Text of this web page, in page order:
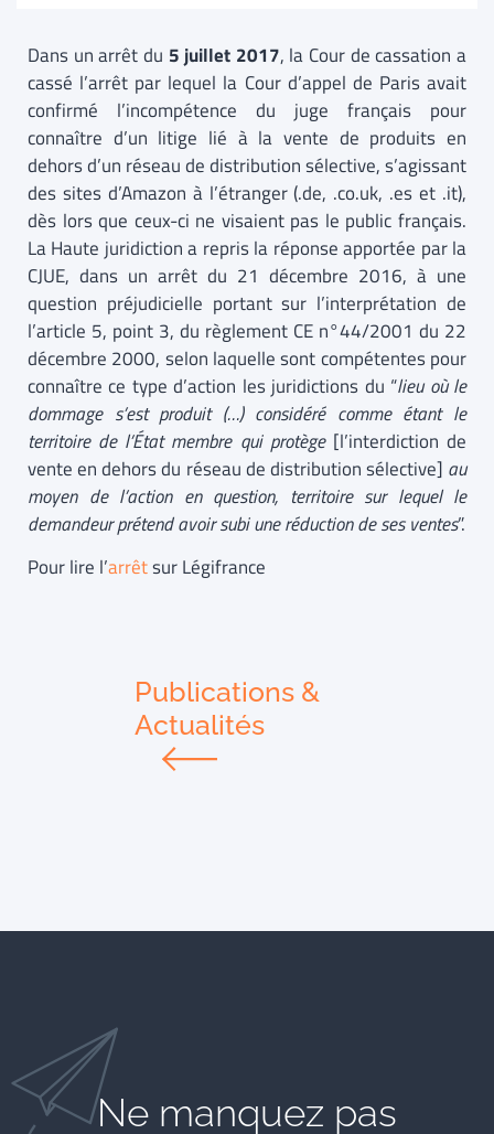
Dans un arrêt du 5 juillet 2017, la Cour de cassation a
cassé l’arrêt par lequel la Cour d’appel de Paris avait
confirmé l’incompétence du juge français pour
connaître d’un litige lié à la vente de produits en
dehors d’un réseau de distribution sélective, s’agissant
des sites d’Amazon à l’étranger (.de, .co.uk, .es et .it),
dès lors que ceux-ci ne visaient pas le public français.
La Haute juridiction a repris la réponse apportée par la
CJUE, dans un arrêt du 21 décembre 2016, à une
question préjudicielle portant sur l’interprétation de
l’article 5, point 3, du règlement CE n°44/2001 du 22
décembre 2000, selon laquelle sont compétentes pour
connaître ce type d’action les juridictions du “lieu où le
dommage s’est produit (…) considéré comme étant le
territoire de l’État membre qui protège [l’interdiction de
vente en dehors du réseau de distribution sélective] au
moyen de l’action en question, territoire sur lequel le
demandeur prétend avoir subi une réduction de ses ventes”.
Pour lire l’arrêtsur Légifrance
Publications &
Actualités
Ne manquez pas